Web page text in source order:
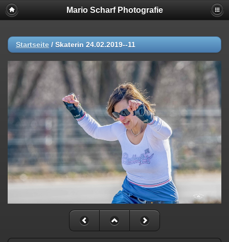
Mario Scharf Photografie
Startseite / Skaterin 24.02.2019--11